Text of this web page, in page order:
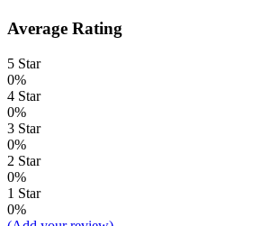
Average Rating
5 Star
0%
4 Star
0%
3 Star
0%
2 Star
0%
1 Star
0%